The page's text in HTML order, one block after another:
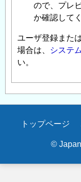
ので、プレ
か確認して
ユーザ登録また
場合は、
システ
い。
Secondary
トップページ
©